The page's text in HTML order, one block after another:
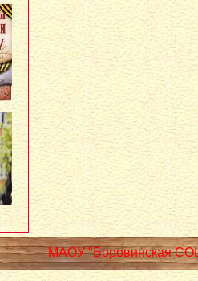
МАОУ "Боровинская